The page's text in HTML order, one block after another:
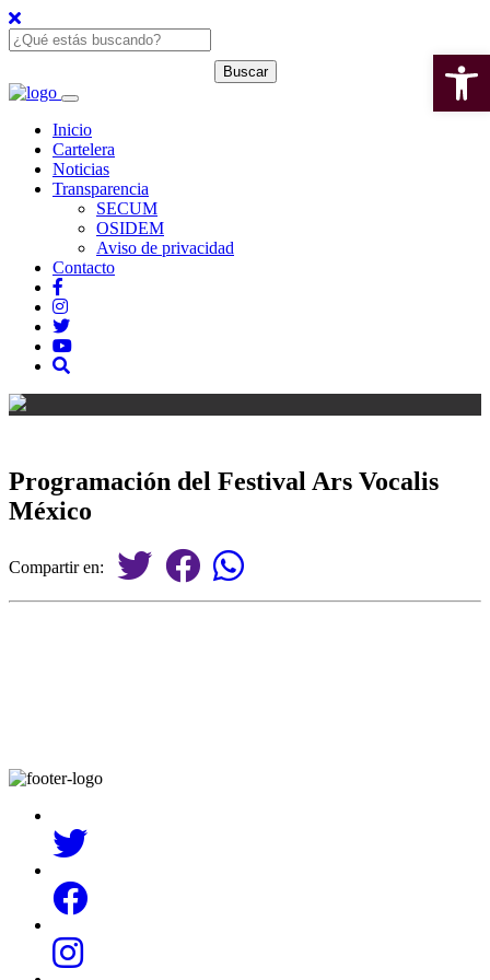
Inicio
Cartelera
Noticias
Transparencia
SECUM
OSIDEM
Aviso de privacidad
Contacto
Programación del Festival Ars Vocalis
México
Compartir en: